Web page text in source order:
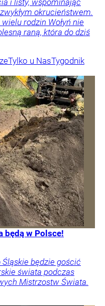
okrucieństwem.
rodzin Wołyń nie
raną, która do dziś
Tylko u NasTygodnik
będą w Polsce!
będzie gościć
świata podczas
Mistrzostw Świata.